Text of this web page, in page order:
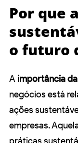
Por que
o futuro
A importância
negócios está
ações
empresas.